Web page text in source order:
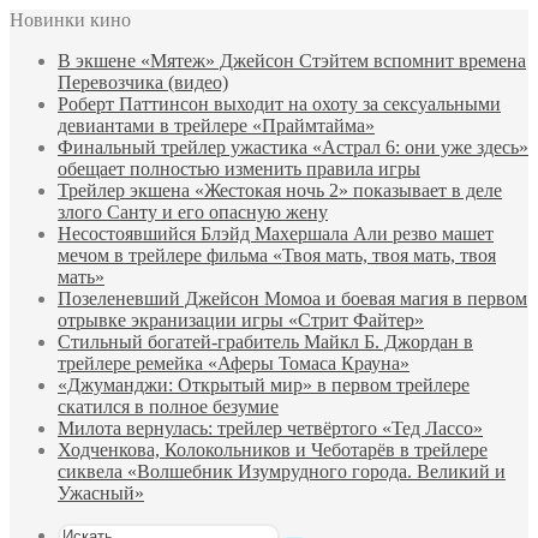
Новинки кино
В экшене «Мятеж» Джейсон Стэйтем вспомнит времена
Перевозчика (видео)
Роберт Паттинсон выходит на охоту за сексуальными
девиантами в трейлере «Праймтайма»
Финальный трейлер ужастика «Астрал 6: они уже здесь»
обещает полностью изменить правила игры
Трейлер экшена «Жестокая ночь 2» показывает в деле
злого Санту и его опасную жену
Несостоявшийся Блэйд Махершала Али резво машет
мечом в трейлере фильма «Твоя мать, твоя мать, твоя
мать»
Позеленевший Джейсон Момоа и боевая магия в первом
отрывке экранизации игры «Стрит Файтер»
Стильный богатей-грабитель Майкл Б. Джордан в
трейлере ремейка «Аферы Томаса Крауна»
«Джуманджи: Открытый мир» в первом трейлере
скатился в полное безумие
Милота вернулась: трейлер четвёртого «Тед Лассо»
Ходченкова, Колокольников и Чеботарёв в трейлере
сиквела «Волшебник Изумрудного города. Великий и
Ужасный»